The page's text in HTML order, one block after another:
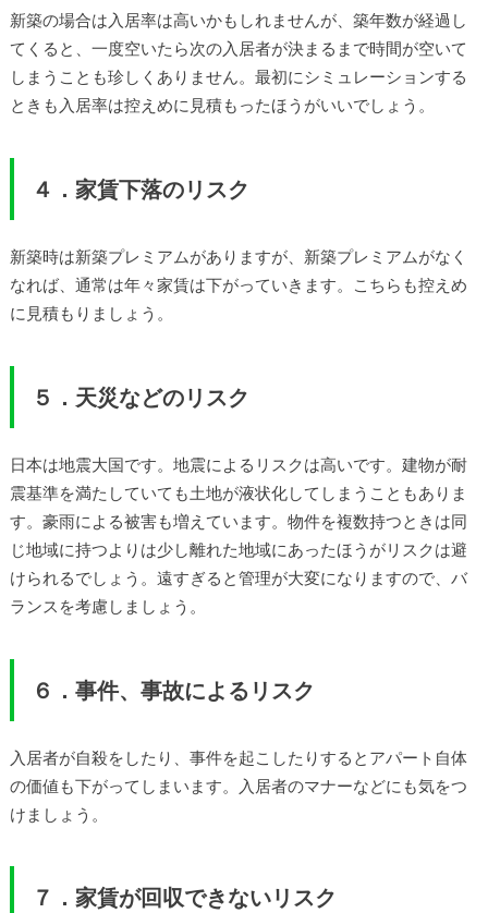
新築の場合は入居率は高いかもしれませんが、築年数が経過し
てくると、一度空いたら次の入居者が決まるまで時間が空いて
しまうことも珍しくありません。最初にシミュレーションする
ときも入居率は控えめに見積もったほうがいいでしょう。
４．家賃下落のリスク
新築時は新築プレミアムがありますが、新築プレミアムがなく
なれば、通常は年々家賃は下がっていきます。こちらも控えめ
に見積もりましょう。
５．天災などのリスク
日本は地震大国です。地震によるリスクは高いです。建物が耐
震基準を満たしていても土地が液状化してしまうこともありま
す。豪雨による被害も増えています。物件を複数持つときは同
じ地域に持つよりは少し離れた地域にあったほうがリスクは避
けられるでしょう。遠すぎると管理が大変になりますので、バ
ランスを考慮しましょう。
６．事件、事故によるリスク
入居者が自殺をしたり、事件を起こしたりするとアパート自体
の価値も下がってしまいます。入居者のマナーなどにも気をつ
けましょう。
７．家賃が回収できないリスク